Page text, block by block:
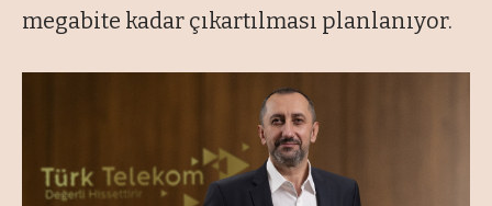
megabite kadar çıkartılması planlanıyor.